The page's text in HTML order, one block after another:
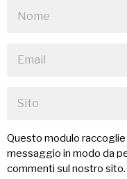
Questo modulo raccoglie
messaggio in modo da
commenti sul nostro